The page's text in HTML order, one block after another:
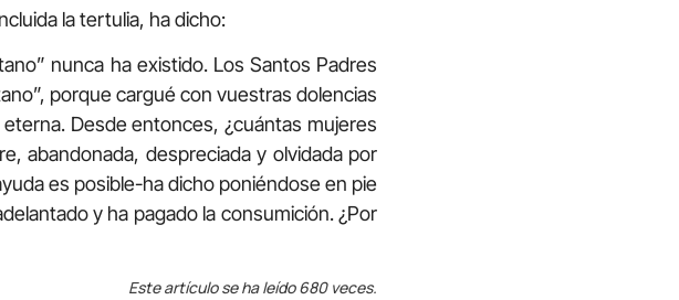
la tertulia, ha dicho:
nunca ha existido. Los Santos Padres
porque cargué con vuestras dolencias
Desde entonces, ¿cuántas mujeres
abandonada, despreciada y olvidada por
es posible-ha dicho poniéndose en pie
y ha pagado la consumición. ¿Por
Este artículo se ha leído 680 veces.